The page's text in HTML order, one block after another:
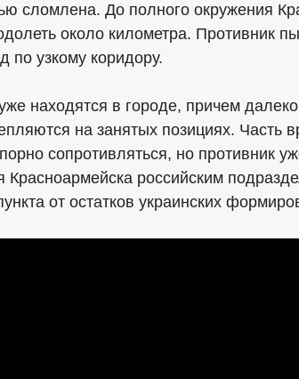
сломлена. До полного окружения
около километра. Противник
по узкому коридору.
находятся в городе, причем
на занятых позициях. Часть
сопротивляться, но противник
Красноармейска российским
от остатков украинских